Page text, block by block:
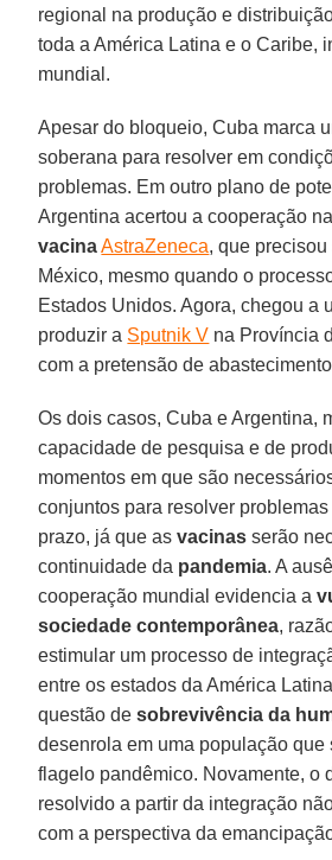
regional na produção e
toda a América Latina e o Caribe,
mundial.
Apesar do bloqueio, Cuba marca
soberana para resolver em
problemas. Em outro plano de
Argentina acertou a cooperação
vacina AstraZeneca, que
México, mesmo quando o
Estados Unidos. Agora, chegou a
produzir a Sputnik V na Província
com a pretensão de
Os dois casos, Cuba e Argentina,
capacidade de pesquisa e de
momentos em que são
conjuntos para resolver
prazo, já que asvacinas serão
continuidade da pandemia. A
cooperação mundial evidencia a
sociedade contemporânea,
estimular um processo de
entre os estados da América
questão desobrevivência da
desenrola em uma população que
flagelo pandêmico. Novamente, o
resolvido a partir da integração
com a perspectiva da